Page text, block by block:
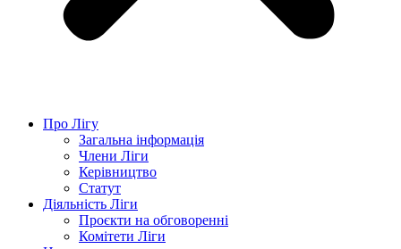
Про Лігу
Загальна інформація
Члени Ліги
Керівництво
Статут
Діяльність Ліги
Проєкти на обговоренні
Комітети Ліги